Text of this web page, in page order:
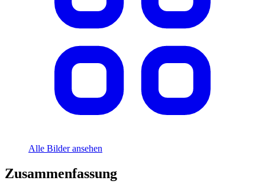
Alle Bilder ansehen
Zusammenfassung